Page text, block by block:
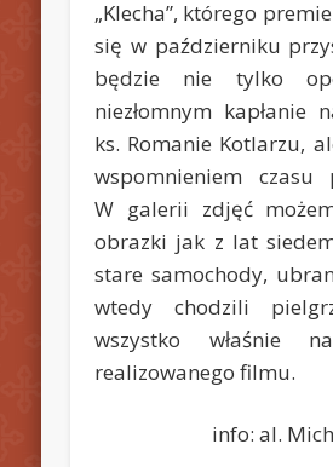
„Klecha”, którego
się w październiku
będzie nie tylko
niezłomnym kapłanie
ks. Romanie Kotlarzu,
wspomnieniem czasu
W galerii zdjęć
obrazki jak z lat
stare samochody,
wtedy chodzili
wszystko właśnie
realizowanego filmu.
info: al.